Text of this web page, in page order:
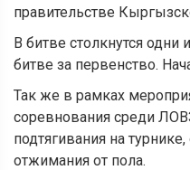
правительстве
В битве столкнутся одни
битве за первенство.
Так же в рамках
соревнования среди
подтягивания на
отжимания от пола.